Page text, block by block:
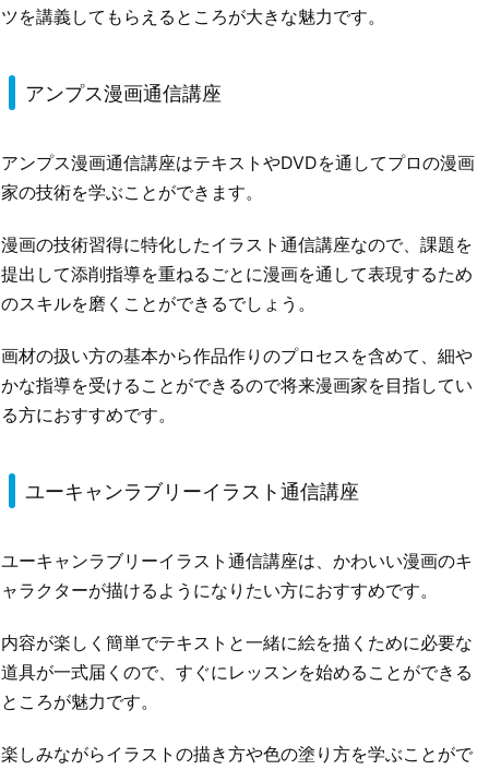
ツを講義してもらえるところが大きな魅力です。
アンプス漫画通信講座
アンプス漫画通信講座はテキストやDVDを通してプロの漫画
家の技術を学ぶことができます。
漫画の技術習得に特化したイラスト通信講座なので、課題を
提出して添削指導を重ねるごとに漫画を通して表現するため
のスキルを磨くことができるでしょう。
画材の扱い方の基本から作品作りのプロセスを含めて、細や
かな指導を受けることができるので将来漫画家を目指してい
る方におすすめです。
ユーキャンラブリーイラスト通信講座
ユーキャンラブリーイラスト通信講座は、かわいい漫画のキ
ャラクターが描けるようになりたい方におすすめです。
内容が楽しく簡単でテキストと一緒に絵を描くために必要な
道具が一式届くので、すぐにレッスンを始めることができる
ところが魅力です。
楽しみながらイラストの描き方や色の塗り方を学ぶことがで